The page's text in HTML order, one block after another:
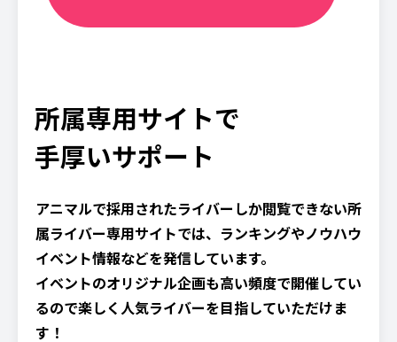
所属専用サイトで
手厚いサポート
アニマルで採用されたライバーしか閲覧できない所
属ライバー専用サイトでは、ランキングやノウハウ
イベント情報などを発信しています。
イベントのオリジナル企画も高い頻度で開催してい
るので楽しく人気ライバーを目指していただけま
す！